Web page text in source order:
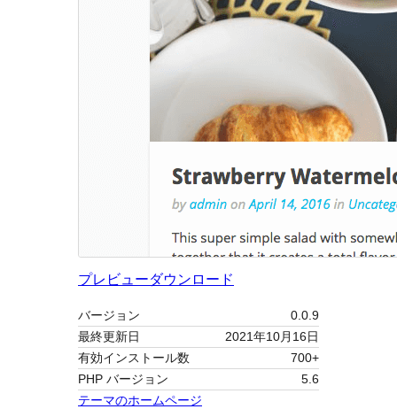
プレビューダウンロード
バージョン
0.0.9
最終更新日
2021年10月16日
有効インストール数
700+
PHP バージョン
5.6
テーマのホームページ